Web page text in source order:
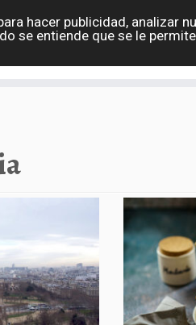
Portada
hacer publicidad, analizar
se entiende que se le